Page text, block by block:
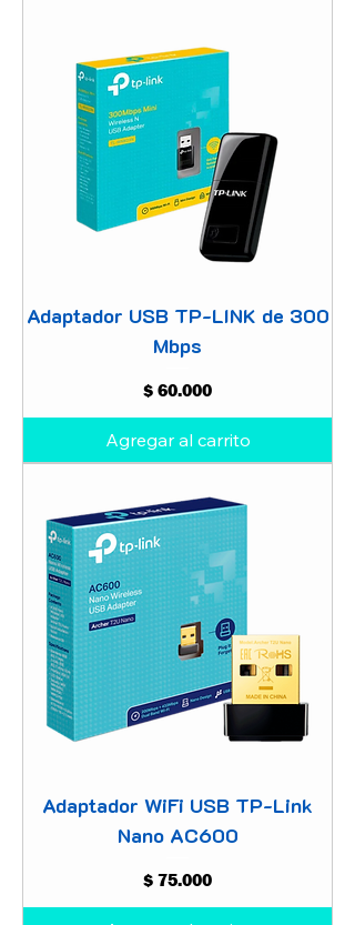
Adaptador USB TP-LINK de 300
Mbps
Precio
$ 60.000
Agregar al carrito
Adaptador WiFi USB TP-Link
Nano AC600
Precio
$ 75.000